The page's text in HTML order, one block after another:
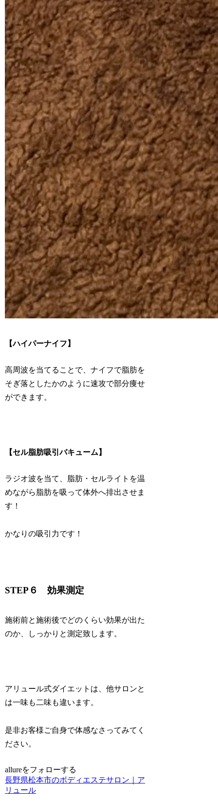
【ハイパーナイフ】
高周波を当てることで、ナイフで脂肪を
そぎ落としたかのように速攻で部分痩せ
ができます。
【セル脂肪吸引バキューム】
ラジオ波を当て、脂肪・セルライトを温
めながら脂肪を吸って体外へ排出させま
す！
かなりの吸引力です！
STEP６ 効果測定
施術前と施術後でどのくらい効果が出た
のか、しっかりと測定致します。
アリュール式ダイエットは、他サロンと
は一味も二味も違います。
是非お客様ご自身で体感なさってみてく
ださい。
allureをフォローする
長野県松本市のボディエステサロン｜ア
リュール